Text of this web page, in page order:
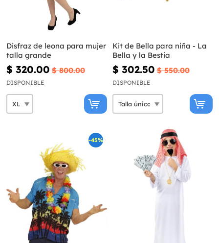
Disfraz de leona para mujer
talla grande
$ 320.00 $ 800.00
DISPONIBLE
Kit de Bella para niña - La
Bella y la Bestia
$ 302.50 $ 550.00
DISPONIBLE
-45%